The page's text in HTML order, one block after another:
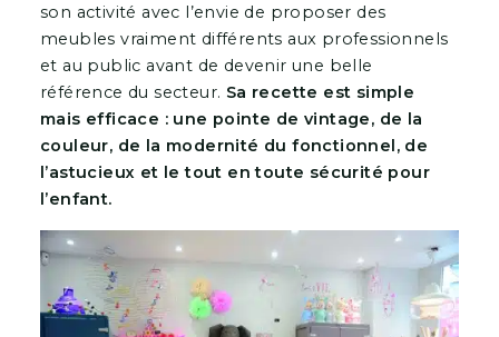
son activité avec l’envie de proposer des
meubles vraiment différents aux professionnels
et au public avant de devenir une belle
référence du secteur. Sa recette est simple
mais efficace : une pointe de vintage, de la
couleur, de la modernité du fonctionnel, de
l’astucieux et le tout en toute sécurité pour
l’enfant.